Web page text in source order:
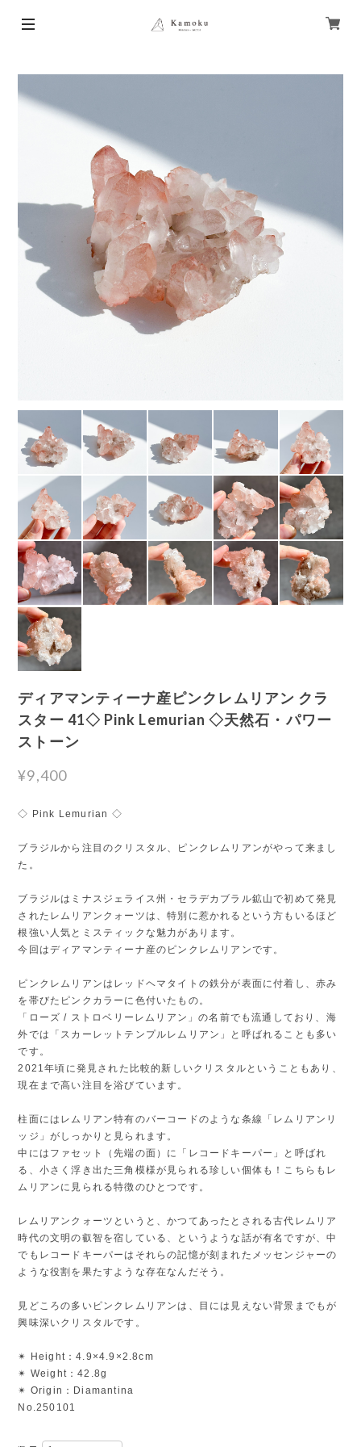
ディアマンティーナ産ピンクレムリアン クラ
スター 41◇ Pink Lemurian ◇天然石・パワー
ストーン
¥9,400
◇ Pink Lemurian ◇
ブラジルから注目のクリスタル、ピンクレムリアンがやって来まし
た。
ブラジルはミナスジェライス州・セラデカブラル鉱山で初めて発見
されたレムリアンクォーツは、特別に惹かれるという方もいるほど
根強い人気とミスティックな魅力があります。
今回はディアマンティーナ産のピンクレムリアンです。
ピンクレムリアンはレッドヘマタイトの鉄分が表面に付着し、赤み
を帯びたピンクカラーに色付いたもの。
「ローズ / ストロベリーレムリアン」の名前でも流通しており、海
外では「スカーレットテンプルレムリアン」と呼ばれることも多い
です。
2021年頃に発見された比較的新しいクリスタルということもあり、
現在まで高い注目を浴びています。
柱面にはレムリアン特有のバーコードのような条線「レムリアンリ
ッジ」がしっかりと見られます。
中にはファセット（先端の面）に「レコードキーパー」と呼ばれ
る、小さく浮き出た三角模様が見られる珍しい個体も！こちらもレ
ムリアンに見られる特徴のひとつです。
レムリアンクォーツというと、かつてあったとされる古代レムリア
時代の文明の叡智を宿している、というような話が有名ですが、中
でもレコードキーパーはそれらの記憶が刻まれたメッセンジャーの
ような役割を果たすような存在なんだそう。
見どころの多いピンクレムリアンは、目には見えない背景までもが
興味深いクリスタルです。
✴︎ Height：4.9×4.9×2.8cm
✴︎ Weight：42.8g
✴︎ Origin：Diamantina
No.250101